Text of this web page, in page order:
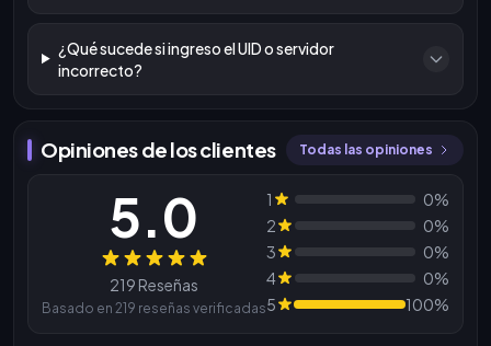
¿Qué sucede si ingreso el UID o servidor
incorrecto?
Opiniones de los clientes Todas las opiniones
Reseñas
5.0
219 Reseñas
Basado en 219 reseñas verificadas
1
0%
2
0%
3
0%
4
0%
5
100%